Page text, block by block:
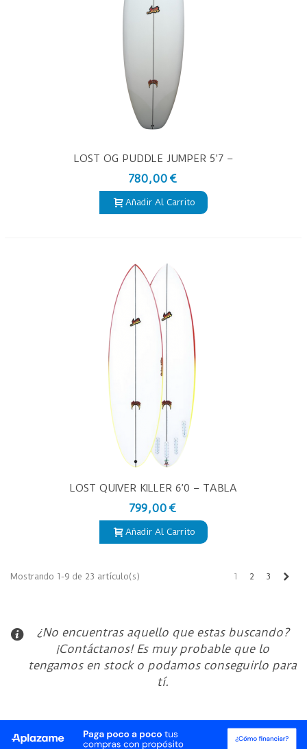
LOST OG PUDDLE JUMPER 5’7 –
TABLA DE SURF PU
780,00 €
Añadir Al Carrito
LOST QUIVER KILLER 6’0 – TABLA
DE SURF PU
799,00 €
Añadir Al Carrito
Mostrando 1-9 de 23 artículo(s) 1 2 3
¿No encuentras aquello que estas buscando?
¡Contáctanos! Es muy probable que lo
tengamos en stock o podamos conseguirlo para
tí.